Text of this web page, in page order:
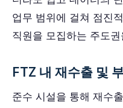
업무 범위에 걸쳐 점진
직원을 모집하는 주도
FTZ 내 재수출 및
준수 시설을 통해 재수